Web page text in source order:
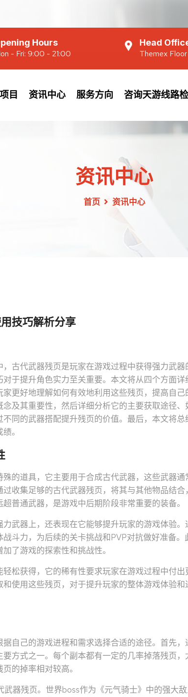
Hours
- Fri: 9:00 - 21:00
Head
Themex
目 资讯中心 服务方向 咨询天游线路
资讯中心
首页 资讯中心
技巧解析分享
古代武器残页是玩家在游戏过程中获得强力武器
于提升角色实力至关重要。本文将从四个方面详
更好地理解如何有效地利用这些残页，提高自己
及其重要性，然后详细分析它的主要获取途径、
同的武器搭配提升残页的价值。最后，本文将总
。
的道具，它主要用于合成古代武器，这些武器通
收集足够的古代武器残页，将其与其他物品结合
普通武器，是游戏中后期阶段非常重要的装备。
武器上，还表现在它能够提升玩家的游戏体验。
斗力，为后续的关卡挑战和PVP对抗做好准备。
了游戏的探索性和挑战性。
松获得，它的稀有性要求玩家在游戏过程中付出
使用这些残页，对于提升玩家的整体游戏体验和
自己的游戏进程和需求选择合适的途径。首先，
方式之一。每个副本都有一定的几率掉落残页，
的掉率相对较高。
器残页。世界boss作为《元气骑士》中的强大敌